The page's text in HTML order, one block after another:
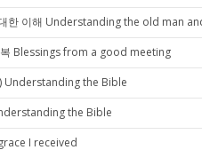
한 이해 Understanding the old man
복 Blessings from a good meeting
Understanding the Bible
the Bible
I received